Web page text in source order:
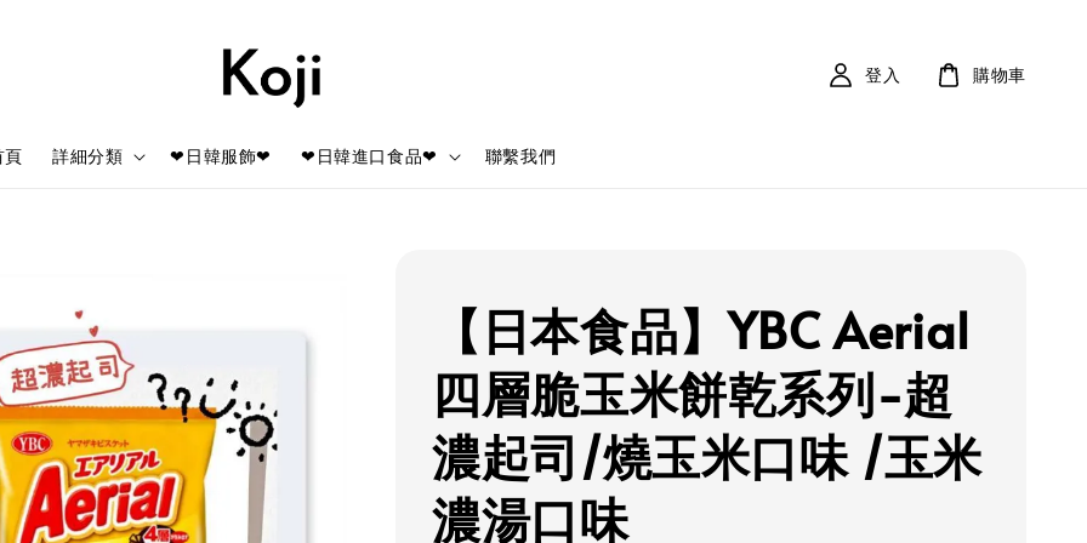
頁 詳細分類 ❤日韓服飾❤ ❤日韓進口食品❤ 聯繫我們
登入 購物車
【日本食品】YBC Aerial
四層脆玉米餅乾系列-超
濃起司/燒玉米口味 /玉米
濃湯口味